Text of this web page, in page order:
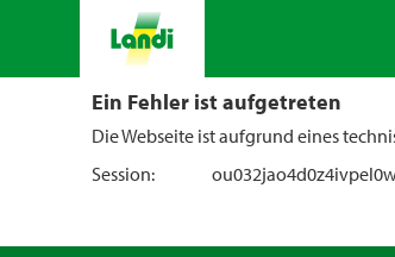
Ein Fehler ist aufgetreten
Die Webseite ist aufgrund eines
Session: